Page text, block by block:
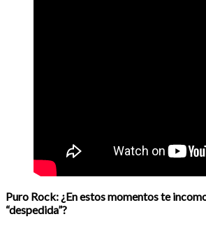
Puro Rock: ¿En estos momentos te
“despedida”?